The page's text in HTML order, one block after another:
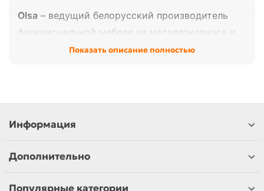
Olsa – ведущий белорусский производитель
функциональной мебели на металлокаркасе и
бытовой техники, основанный в 1932 году.
дома, медицины, HoReCa и активного отдыха.
В нашем ассортименте представлено:
Показать описание полностью
Информация
Дополнительно
Популярные категории